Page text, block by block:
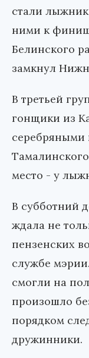
стали
ними к
Белинского
замкнул
В третьей
гонщики из
серебряными
место - у
В субботний
ждала не
пензенских
службе
смогли на
произошло
порядком
дружинники.